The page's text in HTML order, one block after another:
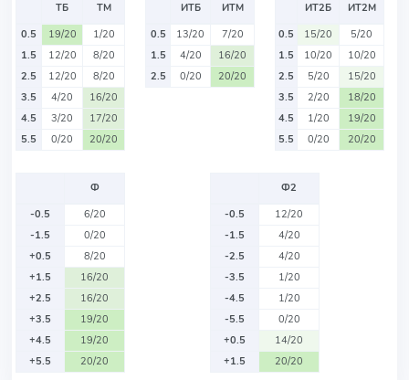
ТБ
ТМ
0.5
19/20
1/20
1.5
12/20
8/20
2.5
12/20
8/20
3.5
4/20
16/20
4.5
3/20
17/20
5.5
0/20 20/20
ИТБ
ИТМ
0.5
13/20
7/20
1.5
4/20
16/20
2.5
0/20 20/20
ИТ2Б
ИТ2М
0.5
15/20
5/20
1.5
10/20
10/20
2.5
5/20
15/20
3.5
2/20
18/20
4.5
1/20
19/20
5.5
0/20 20/20
Ф
-0.5
6/20
-1.5
0/20
+0.5
8/20
+1.5
16/20
+2.5
16/20
+3.5
19/20
+4.5
19/20
+5.5
20/20
Ф2
-0.5
12/20
-1.5
4/20
-2.5
4/20
-3.5
1/20
-4.5
1/20
-5.5
0/20
+0.5
14/20
+1.5
20/20